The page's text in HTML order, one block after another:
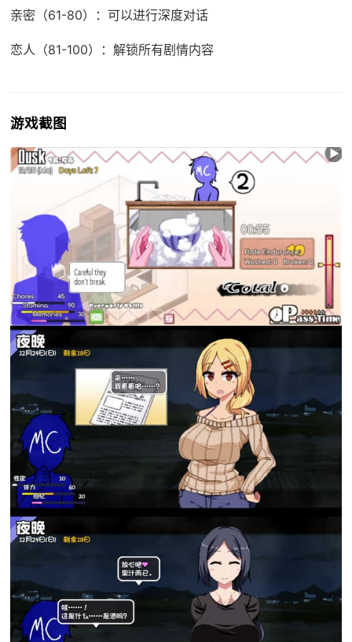
亲密（61-80）：可以进行深度对话
恋人（81-100）：解锁所有剧情内容
游戏截图